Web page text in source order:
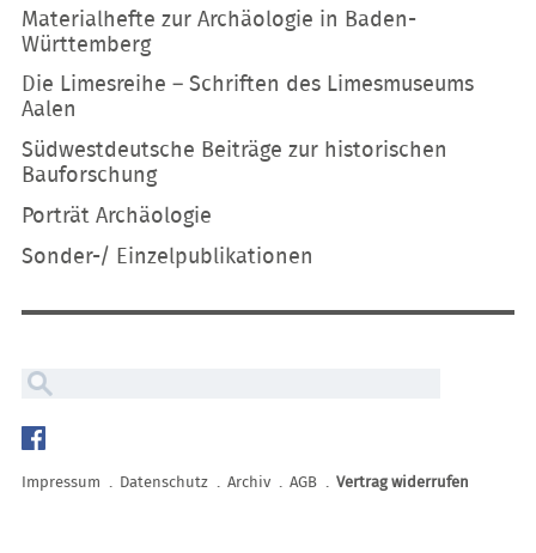
Materialhefte zur Archäologie in Baden-
Württemberg
Die Limesreihe – Schriften des Limesmuseums
Aalen
Südwestdeutsche Beiträge zur historischen
Bauforschung
Porträt Archäologie
Sonder-/ Einzelpublikationen
Navigation
überspringen
Impressum Datenschutz Archiv AGB Vertrag widerrufen